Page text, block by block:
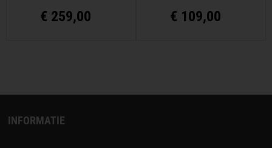
€ 259,00 € 109,00
INFORMATIE